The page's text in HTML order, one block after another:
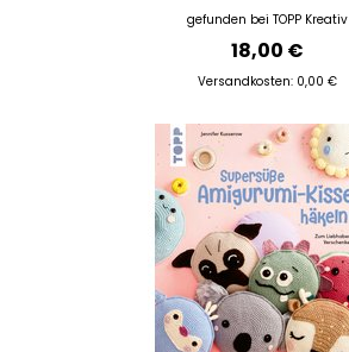
gefunden bei TOPP Kreativ
18,00 €
Versandkosten: 0,00 €